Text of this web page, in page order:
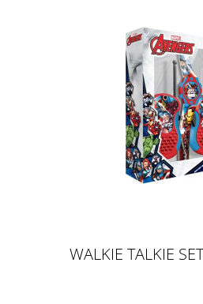
WALKIE TALKIE